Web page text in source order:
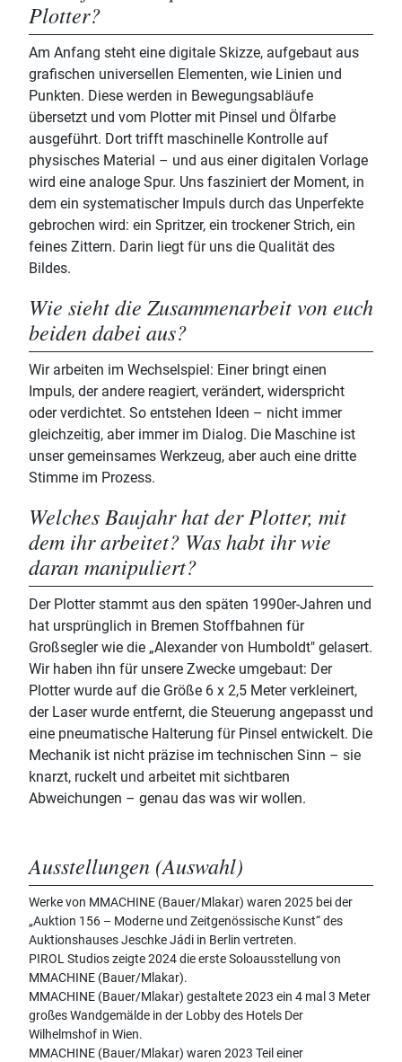
Plotter?
Am Anfang steht eine digitale Skizze, aufgebaut aus
grafischen universellen Elementen, wie Linien und
Punkten. Diese werden in Bewegungsabläufe
übersetzt und vom Plotter mit Pinsel und Ölfarbe
ausgeführt. Dort trifft maschinelle Kontrolle auf
physisches Material – und aus einer digitalen Vorlage
wird eine analoge Spur. Uns fasziniert der Moment, in
dem ein systematischer Impuls durch das Unperfekte
gebrochen wird: ein Spritzer, ein trockener Strich, ein
feines Zittern. Darin liegt für uns die Qualität des
Bildes.
Wie sieht die Zusammenarbeit von euch
beiden dabei aus?
Wir arbeiten im Wechselspiel: Einer bringt einen
Impuls, der andere reagiert, verändert, widerspricht
oder verdichtet. So entstehen Ideen – nicht immer
gleichzeitig, aber immer im Dialog. Die Maschine ist
unser gemeinsames Werkzeug, aber auch eine dritte
Stimme im Prozess.
Welches Baujahr hat der Plotter, mit
dem ihr arbeitet? Was habt ihr wie
daran manipuliert?
Der Plotter stammt aus den späten 1990er-Jahren und
hat ursprünglich in Bremen Stoffbahnen für
Großsegler wie die „Alexander von Humboldt" gelasert.
Wir haben ihn für unsere Zwecke umgebaut: Der
Plotter wurde auf die Größe 6 x 2,5 Meter verkleinert,
der Laser wurde entfernt, die Steuerung angepasst und
eine pneumatische Halterung für Pinsel entwickelt. Die
Mechanik ist nicht präzise im technischen Sinn – sie
knarzt, ruckelt und arbeitet mit sichtbaren
Abweichungen – genau das was wir wollen.
Ausstellungen (Auswahl)
Werke von MMACHINE (Bauer/Mlakar) waren 2025 bei der
„Auktion 156 – Moderne und Zeitgenössische Kunst“ des
Auktionshauses Jeschke Jádi in Berlin vertreten.
PIROL Studios zeigte 2024 die erste Soloausstellung von
MMACHINE (Bauer/Mlakar).
MMACHINE (Bauer/Mlakar) gestaltete 2023 ein 4 mal 3 Meter
großes Wandgemälde in der Lobby des Hotels Der
Wilhelmshof in Wien.
MMACHINE (Bauer/Mlakar) waren 2023 Teil einer